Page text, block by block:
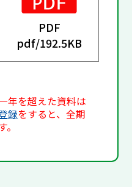
PDF
pdf/192.5KB
年を超えた資料は
録をすると、全期